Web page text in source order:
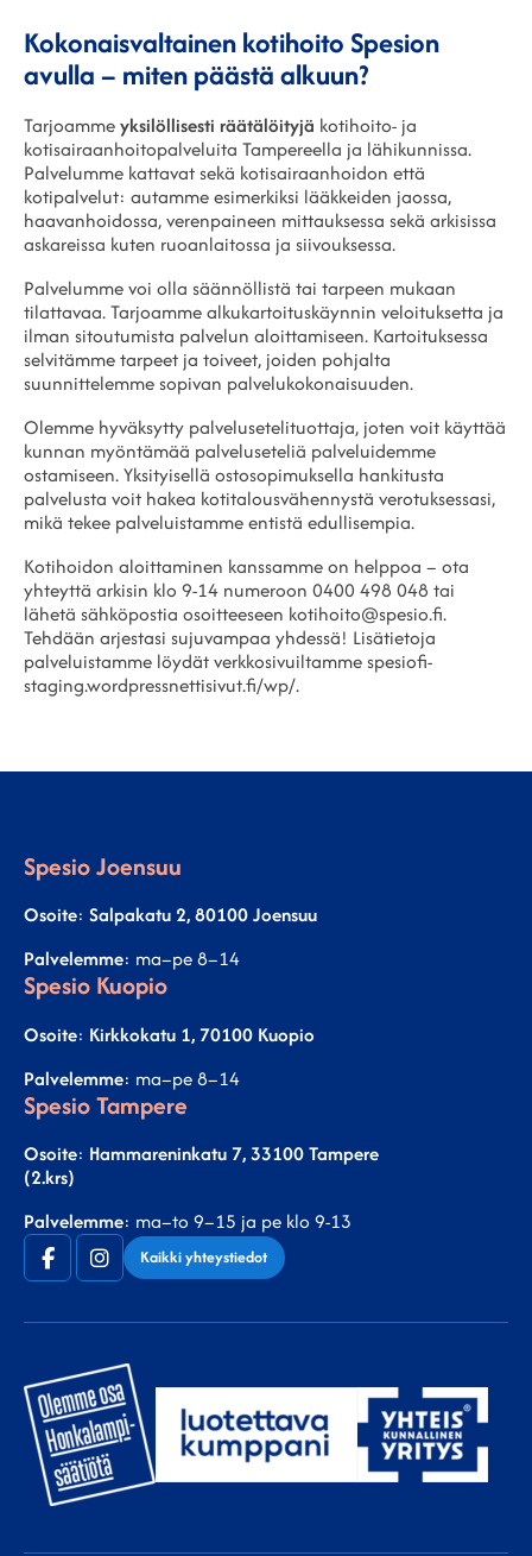
Kokonaisvaltainen kotihoito Spesion
avulla – miten päästä alkuun?
Tarjoammeyksilöllisesti räätälöityjä kotihoito- ja
kotisairaanhoitopalveluita Tampereella ja lähikunnissa.
Palvelumme kattavat sekä kotisairaanhoidon että
kotipalvelut: autamme esimerkiksi lääkkeiden jaossa,
haavanhoidossa, verenpaineen mittauksessa sekä arkisissa
askareissa kuten ruoanlaitossa ja siivouksessa.
Palvelumme voi olla säännöllistä tai tarpeen mukaan
tilattavaa. Tarjoamme alkukartoituskäynnin veloituksetta ja
ilman sitoutumista palvelun aloittamiseen. Kartoituksessa
selvitämme tarpeet ja toiveet, joiden pohjalta
suunnittelemme sopivan palvelukokonaisuuden.
Olemme hyväksytty palvelusetelituottaja, joten voit käyttää
kunnan myöntämää palveluseteliä palveluidemme
ostamiseen. Yksityisellä ostosopimuksella hankitusta
palvelusta voit hakea kotitalousvähennystä verotuksessasi,
mikä tekee palveluistamme entistä edullisempia.
Kotihoidon aloittaminen kanssamme on helppoa – ota
yhteyttä arkisin klo 9-14 numeroon 0400 498 048 tai
lähetä sähköpostia osoitteeseen kotihoito@spesio.fi.
Tehdään arjestasi sujuvampaa yhdessä! Lisätietoja
palveluistamme löydät verkkosivuiltamme spesiofi-
staging.wordpressnettisivut.fi/wp/.
Spesio Joensuu
Osoite: Salpakatu 2, 80100 Joensuu
Palvelemme: ma–pe 8–14
Spesio Kuopio
Osoite: Kirkkokatu 1, 70100 Kuopio
Palvelemme: ma–pe 8–14
Spesio Tampere
Osoite: Hammareninkatu 7, 33100 Tampere
(2.krs)
Palvelemme: ma–to 9–15 ja pe klo 9-13
FacebookInstagramKaikki yhteystiedot